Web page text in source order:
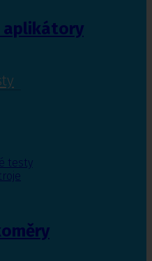
aplikátory
testy